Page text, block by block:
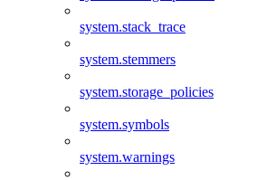
system.stack_trace
system.stemmers
system.storage_policies
system.symbols
system.warnings